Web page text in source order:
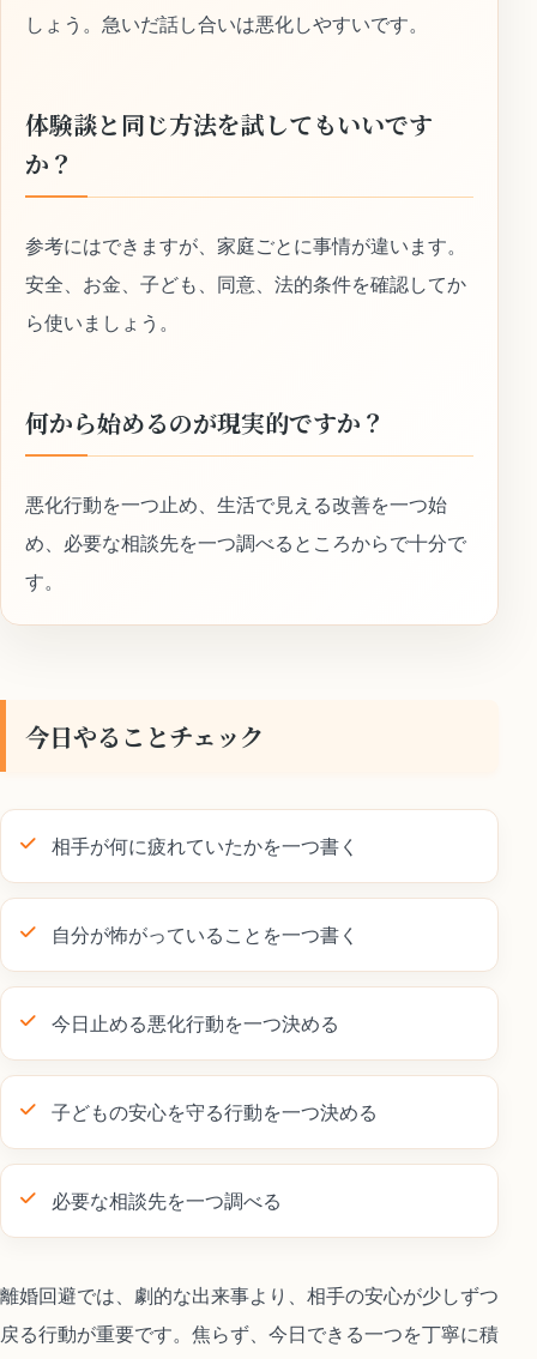
しょう。急いだ話し合いは悪化しやすいです。
体験談と同じ方法を試してもいいです
か？
参考にはできますが、家庭ごとに事情が違います。
安全、お金、子ども、同意、法的条件を確認してか
ら使いましょう。
何から始めるのが現実的ですか？
悪化行動を一つ止め、生活で見える改善を一つ始
め、必要な相談先を一つ調べるところからで十分で
す。
今日やることチェック
相手が何に疲れていたかを一つ書く
自分が怖がっていることを一つ書く
今日止める悪化行動を一つ決める
子どもの安心を守る行動を一つ決める
必要な相談先を一つ調べる
離婚回避では、劇的な出来事より、相手の安心が少しずつ
戻る行動が重要です。焦らず、今日できる一つを丁寧に積